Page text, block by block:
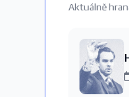
Aktuálně